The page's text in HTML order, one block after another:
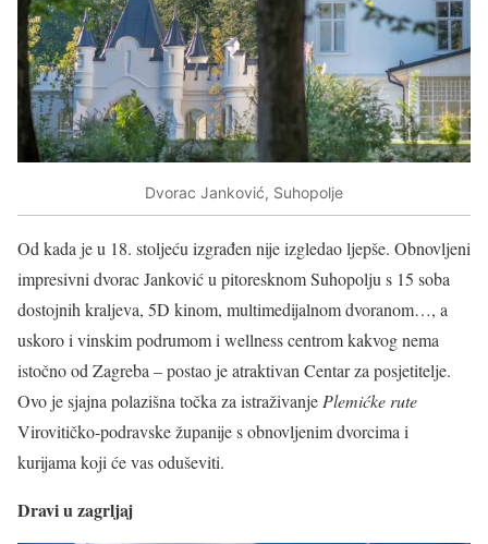
Dvorac Janković, Suhopolje
Od kada je u 18. stoljeću izgrađen nije izgledao ljepše. Obnovljeni
impresivni dvorac Janković u pitoresknom Suhopolju s 15 soba
dostojnih kraljeva, 5D kinom, multimedijalnom dvoranom…, a
uskoro i vinskim podrumom i wellness centrom kakvog nema
istočno od Zagreba – postao je atraktivan Centar za posjetitelje.
Ovo je sjajna polazišna točka za istraživanjePlemićke rute
Virovitičko-podravske županije s obnovljenim dvorcima i
kurijama koji će vas oduševiti.
Dravi u zagrljaj